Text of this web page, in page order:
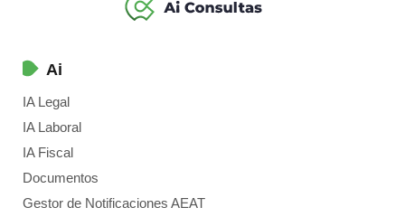
Ai
IA Legal
IA Laboral
IA Fiscal
Documentos
Gestor de Notificaciones AEAT